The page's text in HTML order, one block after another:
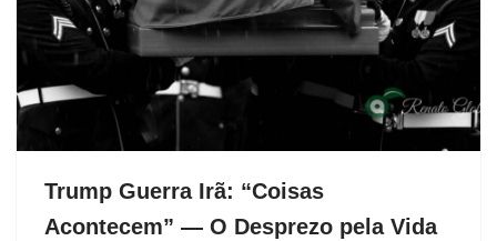
Trump Guerra Irã: “Coisas
Acontecem” — O Desprezo pela Vida